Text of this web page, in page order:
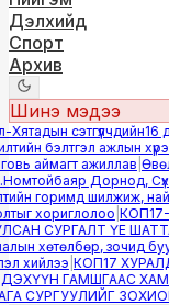
Дэлхийд
Спорт
Архив
Шинэ мэдээ
сэтгүүлчдийн16
бэлтгэл ажлын
аймагт ажиллав|
Дорнод,
горимд шилжиж, найр
хориглолоо|КОП17-
СУРГАЛТ ҮЕ
хөтөлбөр, зочид
хийлээ|КОП17
ГАМШГААС
СУРГУУЛИЙГ ЗОХИОН